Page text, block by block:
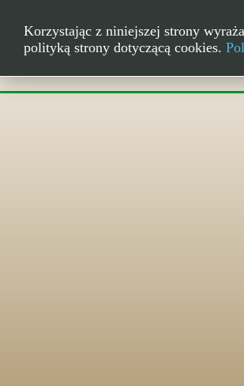
Korzystając z niniejszej strony
polityką strony dotyczącą cookies.